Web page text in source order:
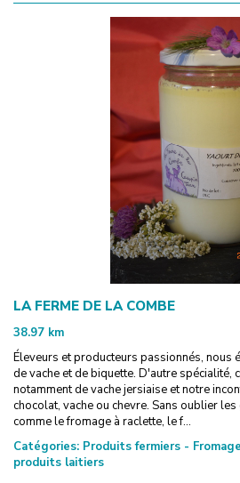
LA FERME DE LA COMBE
38.97 km
Éleveurs et producteurs passionnés, nous
de vache et de biquette. D'autre spécialité,
notamment de vache jersiaise et notre
chocolat, vache ou chevre. Sans oublier
comme le fromage à raclette, le f...
Catégories: Produits fermiers -
produits laitiers